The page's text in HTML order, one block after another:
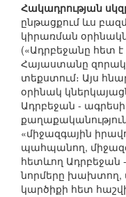
Հակադրության
ընթացքում ևս
կիրառման
(«Ադրբեջանը հետ
Հայաստանը
տեքստում։ Այս
օրինակ
Ադրբեջան -
«միջազգային
պահպանող,
հետևող Ադրբեջան
նորմերը խախտող,
կարծիքի հետ